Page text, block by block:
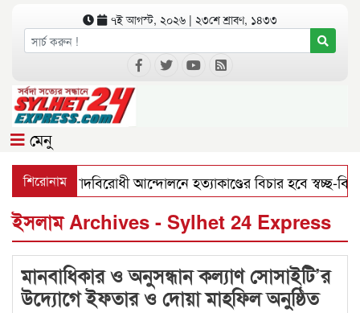
৭ই আগস্ট, ২০২৬ | ২৩শে শ্রাবণ, ১৪৩৩
মেনু
শিরোনাম
ফ্যাসিবাদবিরোধী আন্দোলনে হত্যাকাণ্ডের বিচার হবে স্বচ্ছ-
ইসলাম Archives - Sylhet 24 Express
মানবাধিকার ও অনুসন্ধান কল্যাণ সোসাইটি’র
উদ্যোগে ইফতার ও দোয়া মাহফিল অনুষ্ঠিত